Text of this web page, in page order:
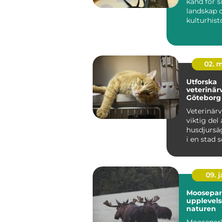
landskap
02.
Utforska
Göteborg
viktig del
i en stad
09.
naturen